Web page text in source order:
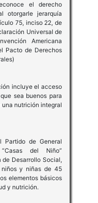
el derecho
otorgarle jerarquía
75, inciso 22, de
Universal de
Americana
Pacto de Derechos
incluye el acceso
sea buenos para
nutrición integral
de General
del Niño”
Desarrollo Social,
niños y niñas de 45
elementos básicos
y nutrición.